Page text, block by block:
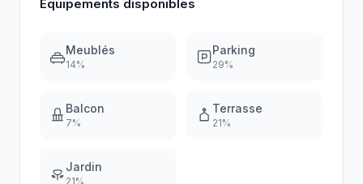
Équipements disponibles
Meublés
14%
Parking
29%
Balcon
7%
Terrasse
21%
Jardin
21%